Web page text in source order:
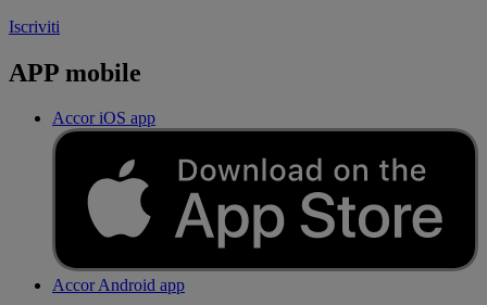
Iscriviti
APP mobile
Accor iOS app
Accor Android app